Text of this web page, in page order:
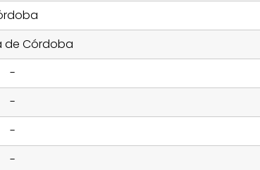
de Córdoba
-
-
-
-